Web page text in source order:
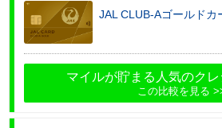
JAL CLUB-Aゴールドカ
マイルが貯まる人気のク
この比較を見る